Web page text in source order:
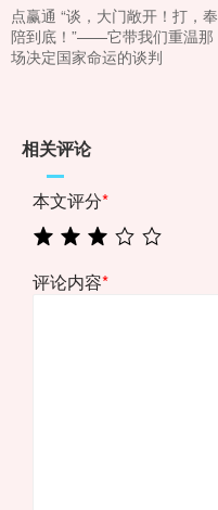
点赢通 “谈，大门敞开！打，奉
陪到底！”——它带我们重温那
场决定国家命运的谈判
相关评论
本文评分*
评论内容*